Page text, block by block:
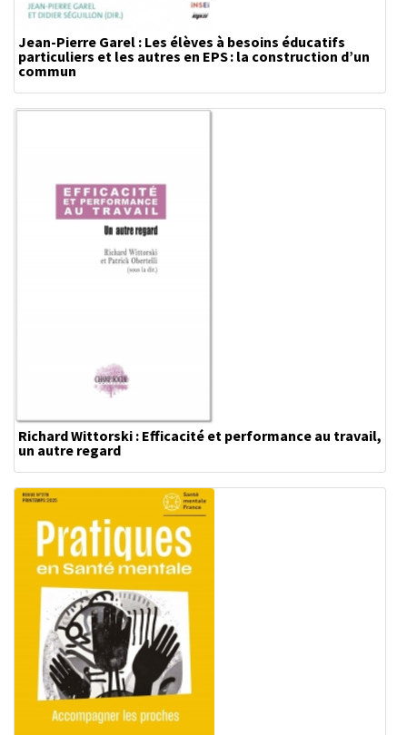
Jean-Pierre Garel : Les élèves à besoins éducatifs
particuliers et les autres en EPS : la construction d’un
commun
Richard Wittorski : Efficacité et performance au travail,
un autre regard